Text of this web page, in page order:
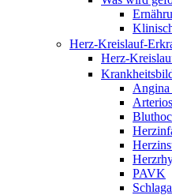
Herz-Kreislauf-
Herz-
Angina
PAVK